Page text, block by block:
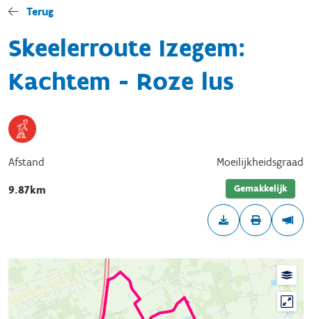
Terug
Skeelerroute Izegem:
Kachtem - Roze lus
Afstand
9.87km
Moeilijkheidsgraad
Gemakkelijk